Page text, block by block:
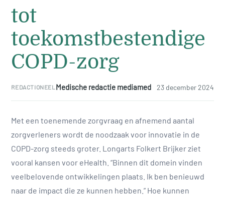
tot
toekomstbestendige
COPD-zorg
REDACTIONEEL Medische redactie mediamed 23 december 2024
Met een toenemende zorgvraag en afnemend aantal
zorgverleners wordt de noodzaak voor innovatie in de
COPD-zorg steeds groter. Longarts Folkert Brijker ziet
vooral kansen voor eHealth. “Binnen dit domein vinden
veelbelovende ontwikkelingen plaats. Ik ben benieuwd
naar de impact die ze kunnen hebben.” Hoe kunnen